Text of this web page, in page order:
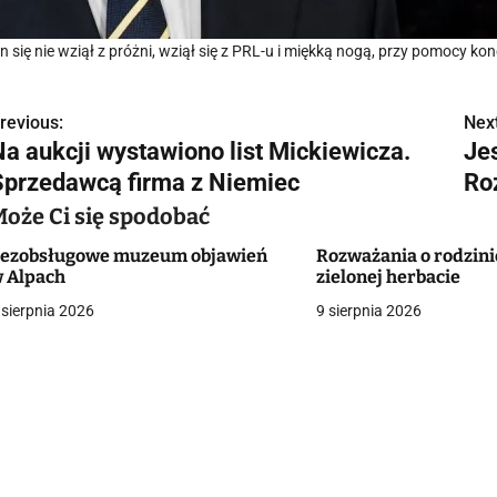
się nie wziął z próżni, wziął się z PRL-u i miękką nogą, przy pomocy
aukcji wystawiono list Mickiewicza.
firma z Niemiec
Ci się spodobać
muzeum objawień
Alpach
2026
Rozważania o
zielonej herbacie
9 sierpnia 2026